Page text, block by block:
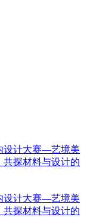
设计大赛—艺境美
共探材料与设计的
设计大赛—艺境美
共探材料与设计的